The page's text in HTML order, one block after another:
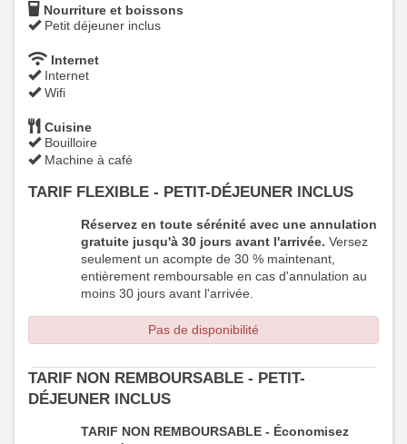
Nourriture et boissons
Petit déjeuner inclus
Internet
Internet
Wifi
Cuisine
Bouilloire
Machine à café
TARIF FLEXIBLE - PETIT-DÉJEUNER INCLUS
Réservez en toute sérénité avec une annulation
gratuite jusqu'à 30 jours avant l'arrivée. Versez
seulement un acompte de 30 % maintenant,
entièrement remboursable en cas d'annulation au
moins 30 jours avant l'arrivée.
Pas de disponibilité
TARIF NON REMBOURSABLE - PETIT-
DÉJEUNER INCLUS
TARIF NON REMBOURSABLE - Économisez